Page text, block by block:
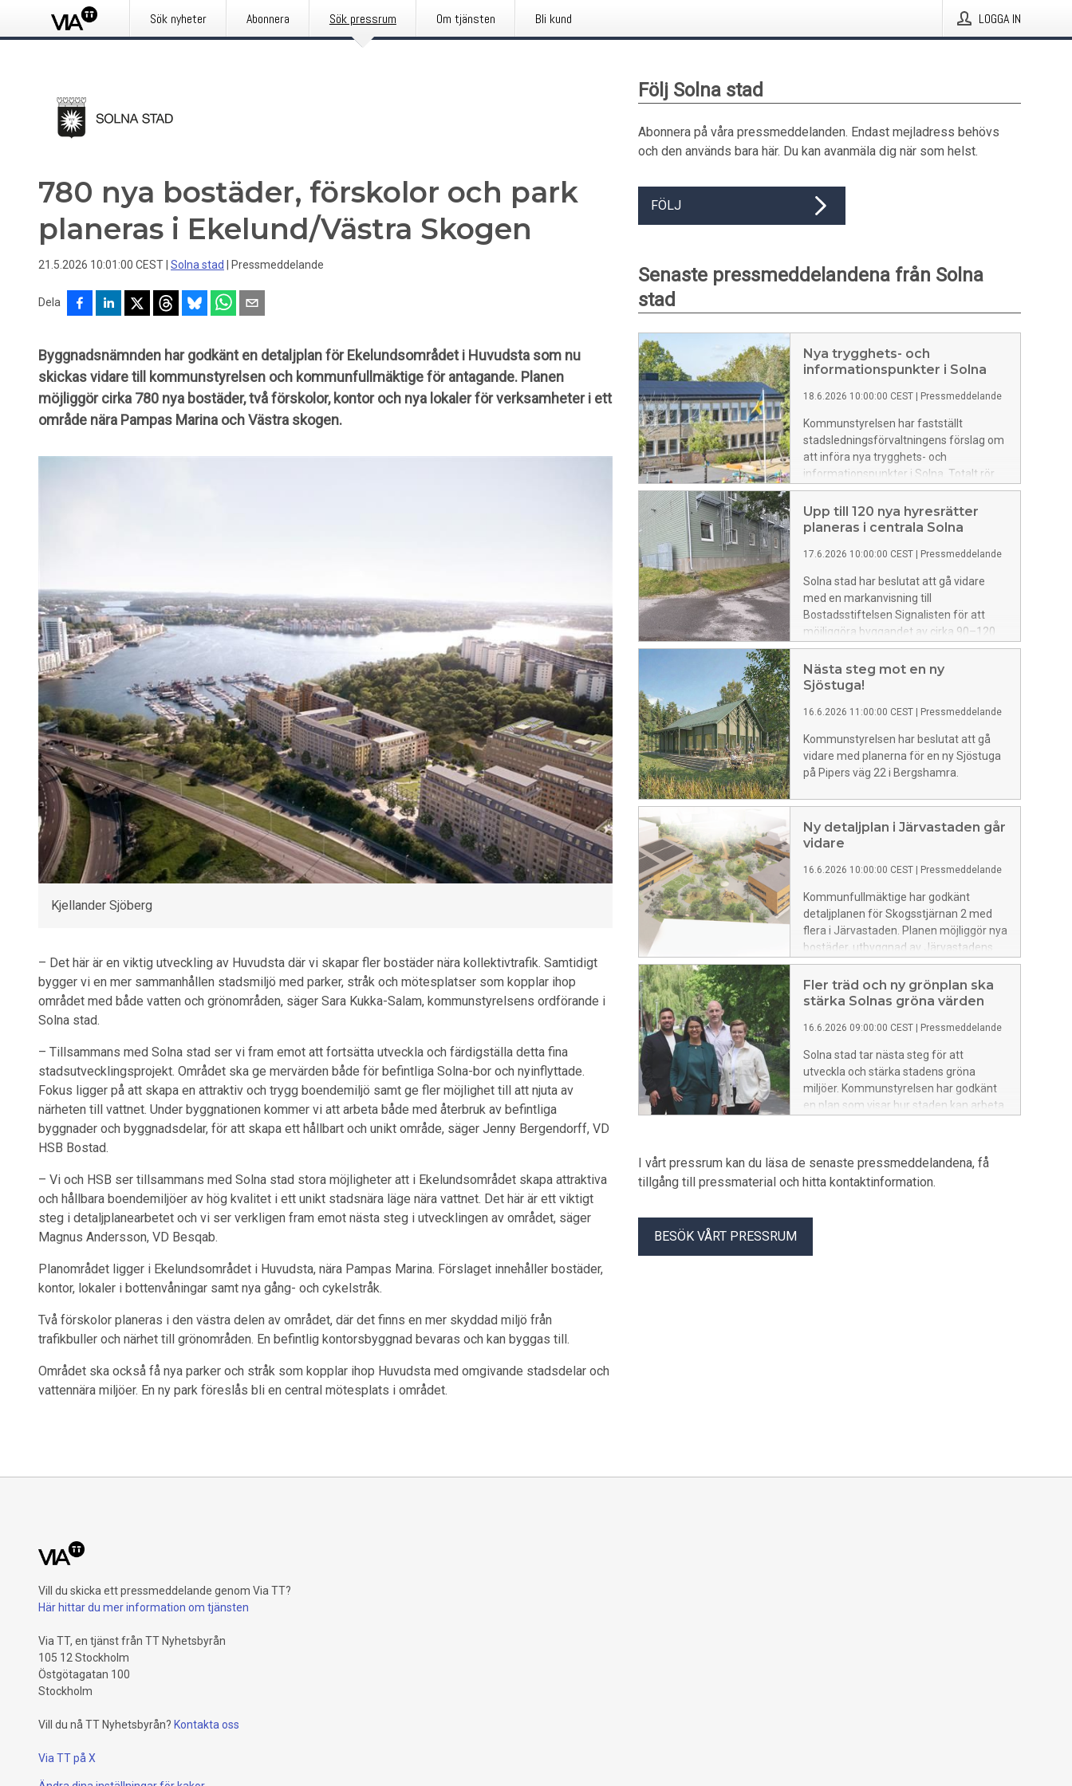
Sök nyheter Abonnera Sök pressrum Om tjänsten Bli kund LOGGA IN
780 nya bostäder, förskolor och park
planeras i Ekelund/Västra Skogen
21.5.2026 10:01:00 CEST Solna stad Pressmeddelande
Dela
Byggnadsnämnden har godkänt en detaljplan för Ekelundsområdet i Huvudsta som nu
skickas vidare till kommunstyrelsen och kommunfullmäktige för antagande. Planen
möjliggör cirka 780 nya bostäder, två förskolor, kontor och nya lokaler för verksamheter i ett
område nära Pampas Marina och Västra skogen.
Kjellander Sjöberg
– Det här är en viktig utveckling av Huvudsta där vi skapar fler bostäder nära kollektivtrafik. Samtidigt
bygger vi en mer sammanhållen stadsmiljö med parker, stråk och mötesplatser som kopplar ihop
området med både vatten och grönområden, säger Sara Kukka-Salam, kommunstyrelsens ordförande i
Solna stad.
– Tillsammans med Solna stad ser vi fram emot att fortsätta utveckla och färdigställa detta fina
stadsutvecklingsprojekt. Området ska ge mervärden både för befintliga Solna-bor och nyinflyttade.
Fokus ligger på att skapa en attraktiv och trygg boendemiljö samt ge fler möjlighet till att njuta av
närheten till vattnet. Under byggnationen kommer vi att arbeta både med återbruk av befintliga
byggnader och byggnadsdelar, för att skapa ett hållbart och unikt område, säger Jenny Bergendorff, VD
HSB Bostad.
– Vi och HSB ser tillsammans med Solna stad stora möjligheter att i Ekelundsområdet skapa attraktiva
och hållbara boendemiljöer av hög kvalitet i ett unikt stadsnära läge nära vattnet. Det här är ett viktigt
steg i detaljplanearbetet och vi ser verkligen fram emot nästa steg i utvecklingen av området, säger
Magnus Andersson, VD Besqab.
Planområdet ligger i Ekelundsområdet i Huvudsta, nära Pampas Marina. Förslaget innehåller bostäder,
kontor, lokaler i bottenvåningar samt nya gång- och cykelstråk.
Två förskolor planeras i den västra delen av området, där det finns en mer skyddad miljö från
trafikbuller och närhet till grönområden. En befintlig kontorsbyggnad bevaras och kan byggas till.
Området ska också få nya parker och stråk som kopplar ihop Huvudsta med omgivande stadsdelar och
vattennära miljöer. En ny park föreslås bli en central mötesplats i området.
Följ Solna stad
Abonnera på våra pressmeddelanden. Endast mejladress behövs
och den används bara här. Du kan avanmäla dig när som helst.
FÖLJ
Senaste pressmeddelandena från Solna
stad
Nya trygghets- och
informationspunkter i Solna
18.6.2026 10:00:00 CEST Pressmeddelande
Kommunstyrelsen har fastställt
stadsledningsförvaltningens förslag om
att införa nya trygghets- och
informationspunkter i Solna. Totalt rör
det sig sju lokaler runtom i Solna, varav
fyra blir trygghetspunkter och tre blir
informationspunkter.
Upp till 120 nya hyresrätter
planeras i centrala Solna
17.6.2026 10:00:00 CEST Pressmeddelande
Solna stad har beslutat att gå vidare
med en markanvisning till
Bostadsstiftelsen Signalisten för att
möjliggöra byggandet av cirka 90–120
nya hyresrätter vid Kolonnvägen, nära
Solna station och nya tunnelbanan.
Projektet omfattar även lokaler i
utvecklingen av området när de tillfälliga
bostadspaviljongerna avvecklas.
Nästa steg mot en ny
Sjöstuga!
16.6.2026 11:00:00 CEST Pressmeddelande
Kommunstyrelsen har beslutat att gå
vidare med planerna för en ny Sjöstuga
på Pipers väg 22 i Bergshamra.
Ny detaljplan i Järvastaden går
vidare
16.6.2026 10:00:00 CEST Pressmeddelande
Kommunfullmäktige har godkänt
detaljplanen för Skogsstjärnan 2 med
flera i Järvastaden. Planen möjliggör nya
bostäder, utbyggnad av Järvastadens
skola och utveckling av en del av
Enköpingsvägen till en mer stadsmässig
gata.
Fler träd och ny grönplan ska
stärka Solnas gröna värden
16.6.2026 09:00:00 CEST Pressmeddelande
Solna stad tar nästa steg för att
utveckla och stärka stadens gröna
miljöer. Kommunstyrelsen har godkänt
en plan som visar hur staden kan arbeta
I vårt pressrum kan du läsa de senaste pressmeddelandena, få
tillgång till pressmaterial och hitta kontaktinformation.
BESÖK VÅRT PRESSRUM
Vill du skicka ett pressmeddelande genom Via TT?
Här hittar du mer information om tjänsten
Via TT, en tjänst från TT Nyhetsbyrån
105 12 Stockholm
Östgötagatan 100
Stockholm
Vill du nå TT Nyhetsbyrån? Kontakta oss
Via TT på X